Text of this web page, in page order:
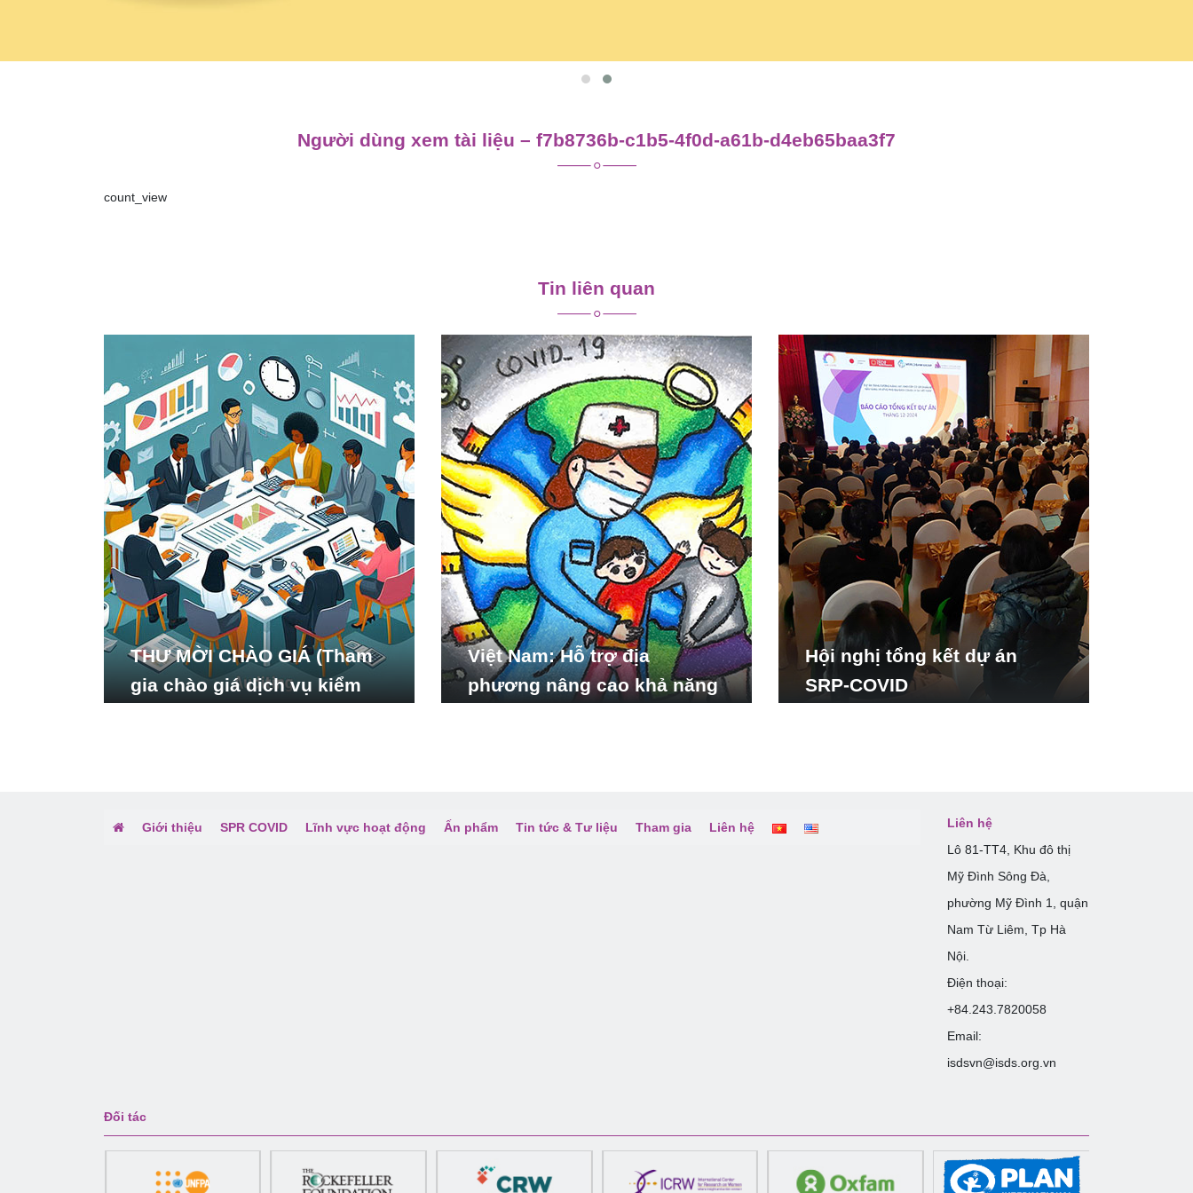
Người dùng xem tài liệu – f7b8736b-c1b5-4f0d-a61b-d4eb65baa3f7
count_view
viết
Tin liên quan
THƯ MỜI CHÀO GIÁ (Tham
gia chào giá dịch vụ kiểm
Việt Nam: Hỗ trợ địa
phương nâng cao khả năng
Hội nghị tổng kết dự án
SRP-COVID
Giới thiệu SPR COVID Lĩnh vực hoạt động Ấn phẩm Tin tức & Tư liệu Tham gia Liên hệ
Liên hệ
Lô 81-TT4, Khu đô thị
Mỹ Đình Sông Đà,
phường Mỹ Đình 1, quận
Nam Từ Liêm, Tp Hà
Nội.
Điện thoại:
+84.243.7820058
Email:
isdsvn@isds.org.vn
Đối tác